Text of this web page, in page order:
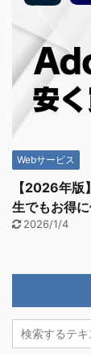
Webサービス
【2026年
生でもお得に
2026/1/4